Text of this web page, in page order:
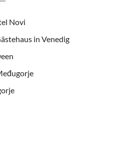
Novi
in Venedig